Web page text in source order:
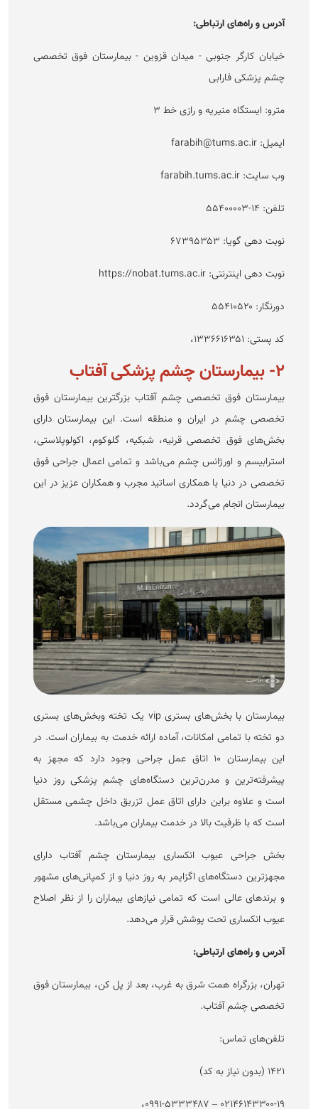
آدرس و راه‌های ارتباطی:
خیابان کارگر جنوبی - میدان قزوین - بیمارستان فوق تخصصی
چشم پزشکی فارابی
مترو: ایستگاه منیریه و رازی خط ۳
ایمیل: farabih@tums.ac.ir
وب سایت: farabih.tums.ac.ir
تلفن: ۱۴-۵۵۴۰۰۰۰۳
نوبت دهی گویا: ۶۷۳۹۵۳۵۳
نوبت دهی اینترنتی: https://nobat.tums.ac.ir
دورنگار: ۵۵۴۱۰۵۲۰
کد پستی: ۱۳۳۶۶۱۶۳۵۱،
۲- بیمارستان چشم پزشکی آفتاب
بیمارستان فوق تخصصی چشم آفتاب بزرگترین بیمارستان فوق
تخصصی چشم در ایران و منطقه است. این بیمارستان دارای
بخش‌های فوق تخصصی قرنیه، شبکیه، گلوکوم، اکولوپلاستی،
استرابیسم و اورژانس چشم می‌باشد و تمامی اعمال جراحی فوق
تخصصی در دنیا با همکاری اساتید مجرب و همکاران عزیز در این
بیمارستان انجام می‌گردد.
بیمارستان با بخش‌های بستری vip یک تخته وبخش‌های بستری
دو تخته با تمامی امکانات، آماده ارائه خدمت به بیماران است. در
این بیمارستان ۱۰ اتاق عمل جراحی وجود دارد که مجهز به
پیشرفته‌ترین و مدرن‌ترین دستگاه‌های چشم پزشکی روز دنیا
است و علاوه براین دارای اتاق عمل تزریق داخل چشمی مستقل
است که با ظرفیت بالا در خدمت بیماران می‌باشد.
بخش جراحی عیوب انکساری بیمارستان چشم آفتاب دارای
مجهزترین دستگاه‌های اگزایمر به روز دنیا و از کمپانی‌های مشهور
و برند‌های عالی است که تمامی نیاز‌های بیماران را از نظر اصلاح
عیوب انکساری تحت پوشش قرار می‌دهد.
آدرس و راه‌های ارتباطی:
تهران، بزرگراه همت شرق به غرب، بعد از پل کن، بیمارستان فوق
تخصصی چشم آفتاب.
تلفن‌های تماس:
۱۴۲۱ (بدون نیاز به کد)
۰۲۱۴۶۱۴۳۳۰۰-۱۹ – ۰۹۹۱-۵۳۳۳۴۸۷،